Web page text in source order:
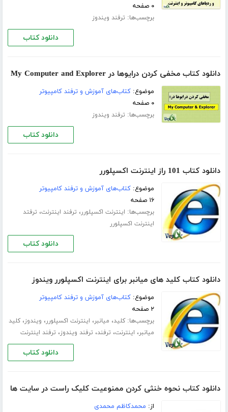
۰ صفحه
برچسب‌ها: ترفند ویندوز
دانلود کتاب
دانلود کتاب مخفی کردن درایوها در My Computer and Explorer
موضوع:کتاب‌های آموزش و ترفند کامپیوتر
۰ صفحه
برچسب‌ها: ترفند ویندوز
دانلود کتاب
دانلود کتاب 101 راز اینترنت اکسپلورر
موضوع:کتاب‌های آموزش و ترفند کامپیوتر
۱۶ صفحه
برچسب‌ها: اینترنت اکسپلورر، ترفند اینترنت، ترفتد
اینترنت اکسپلورر
دانلود کتاب
دانلود کتاب کلید های میانبر برای اینترنت اکسپلورر ویندوز
موضوع:کتاب‌های آموزش و ترفند کامپیوتر
۲ صفحه
برچسب‌ها:کلید، میانبر، اینترنت اکسپلورر، ویندوز،کلید
میانبر، اینترنت، ترفند، ترفند ویندوز، ترفند اینترنت
دانلود کتاب
دانلود کتاب نحوه خنثی کردن ممنوعیت کلیک راست در سایت ها
از: محمدکاظم محمدی